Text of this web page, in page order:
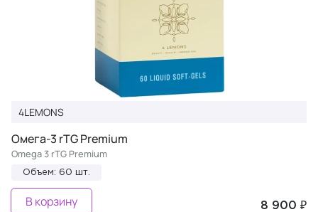
4LEMONS
Омега-3 rTG Premium
Omega 3 rTG Premium
Объем: 60 шт.
8 900 ₽
В корзину